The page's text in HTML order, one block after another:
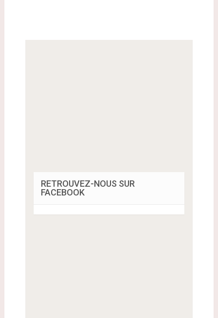
RETROUVEZ-NOUS SUR
FACEBOOK